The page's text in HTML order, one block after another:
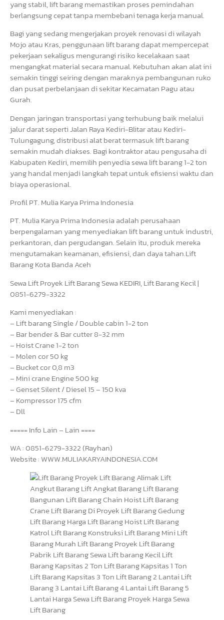
yang stabil, lift barang memastikan proses pemindahan
berlangsung cepat tanpa membebani tenaga kerja manual.
Bagi yang sedang mengerjakan proyek renovasi di wilayah
Mojo atau Kras, penggunaan lift barang dapat mempercepat
pekerjaan sekaligus mengurangi risiko kecelakaan saat
mengangkat material secara manual. Kebutuhan akan alat ini
semakin tinggi seiring dengan maraknya pembangunan ruko
dan pusat perbelanjaan di sekitar Kecamatan Pagu atau
Gurah.
Dengan jaringan transportasi yang terhubung baik melalui
jalur darat seperti Jalan Raya Kediri-Blitar atau Kediri-
Tulungagung, distribusi alat berat termasuk lift barang
semakin mudah diakses. Bagi kontraktor atau pengusaha di
Kabupaten Kediri, memilih penyedia sewa lift barang 1-2 ton
yang handal menjadi langkah tepat untuk efisiensi waktu dan
biaya operasional.
Profil PT. Mulia Karya Prima Indonesia
PT. Mulia Karya Prima Indonesia adalah perusahaan
berpengalaman yang menyediakan lift barang untuk industri,
perkantoran, dan pergudangan. Selain itu, produk mereka
mengutamakan keamanan, efisiensi, dan daya tahan.Lift
Barang Kota Banda Aceh
Sewa Lift Proyek Lift Barang Sewa KEDIRI, Lift Barang Kecil |
0851-6279-3322
Kami menyediakan :
– Lift barang Single / Double cabin 1-2 ton
– Bar bender & Bar cutter 8-32 mm
– Hoist Crane 1-2 ton
– Molen cor 50 kg
– Bucket cor 0,8 m3
– Mini crane Engine 500 kg
– Genset Silent / Diesel 15 – 150 kva
– Kompressor 175 cfm
– Dll
===== Info Lain – Lain ====
WA : 0851-6279-3322 (Rayhan)
Website : WWW.MULIAKARYAINDONESIA.COM